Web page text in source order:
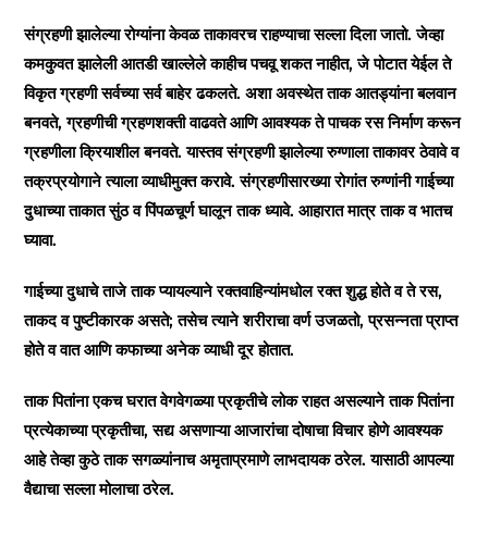
संग्रहणी झालेल्या रोग्यांना केवळ ताकावरच राहण्याचा सल्ला दिला जातो. जेव्हा
कमकुवत झालेली आतडी खाल्लेले काहीच पचवू शकत नाहीत, जे पोटात येईल ते
विकृत ग्रहणी सर्वच्या सर्व बाहेर ढकलते. अशा अवस्थेत ताक आतड्यांना बलवान
बनवते, ग्रहणीची ग्रहणशक्ती वाढवते आणि आवश्यक ते पाचक रस निर्माण करून
ग्रहणीला क्रियाशील बनवते. यास्तव संग्रहणी झालेल्या रुग्णाला ताकावर ठेवावे व
तक्रप्रयोगाने त्याला व्याधीमुक्‍त करावे. संग्रहणीसारख्या रोगांत रुग्णांनी गाईच्या
दुधाच्या ताकात सुंठ व पिंपळचूर्ण घालून ताक ध्यावे. आहारात मात्र ताक व भातच
घ्यावा.
गाईच्या दुधाचे ताजे ताक प्यायल्याने रक्‍तवाहिन्यांमधोल रक्‍त शुद्ध होते व ते रस,
ताकद व पुष्टीकारक असते; तसेच त्याने शरीराचा वर्ण उजळतो, प्रसन्नता प्राप्त
होते व वात आणि कफाच्या अनेक व्याधी दूर होतात.
ताक पितांना एकच घरात वेगवेगळ्या प्रकृतीचे लोक राहत असल्याने ताक पितांना
प्रत्येकाच्या प्रकृतीचा, सद्य असणाऱ्या आजारांचा दोषाचा विचार होणे आवश्यक
आहे तेव्हा कुठे ताक सगळ्यांनाच अमृताप्रमाणे लाभदायक ठरेल. यासाठी आपल्या
वैद्याचा सल्ला मोलाचा ठरेल.